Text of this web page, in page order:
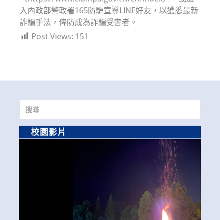
入內政部警政署165防騙宣導LINE好友，以獲悉最新
詐騙手法，俾防成為詐騙受害者。
Post Views: 151
Search
for:
校園影片